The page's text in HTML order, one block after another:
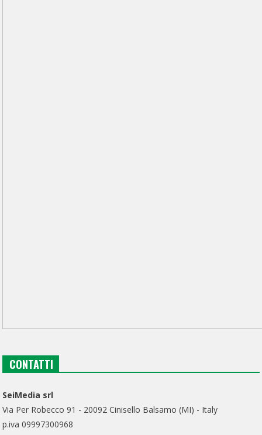
CONTATTI
SeiMedia srl
Via Per Robecco 91 - 20092 Cinisello Balsamo (MI) - Italy
p.iva 09997300968